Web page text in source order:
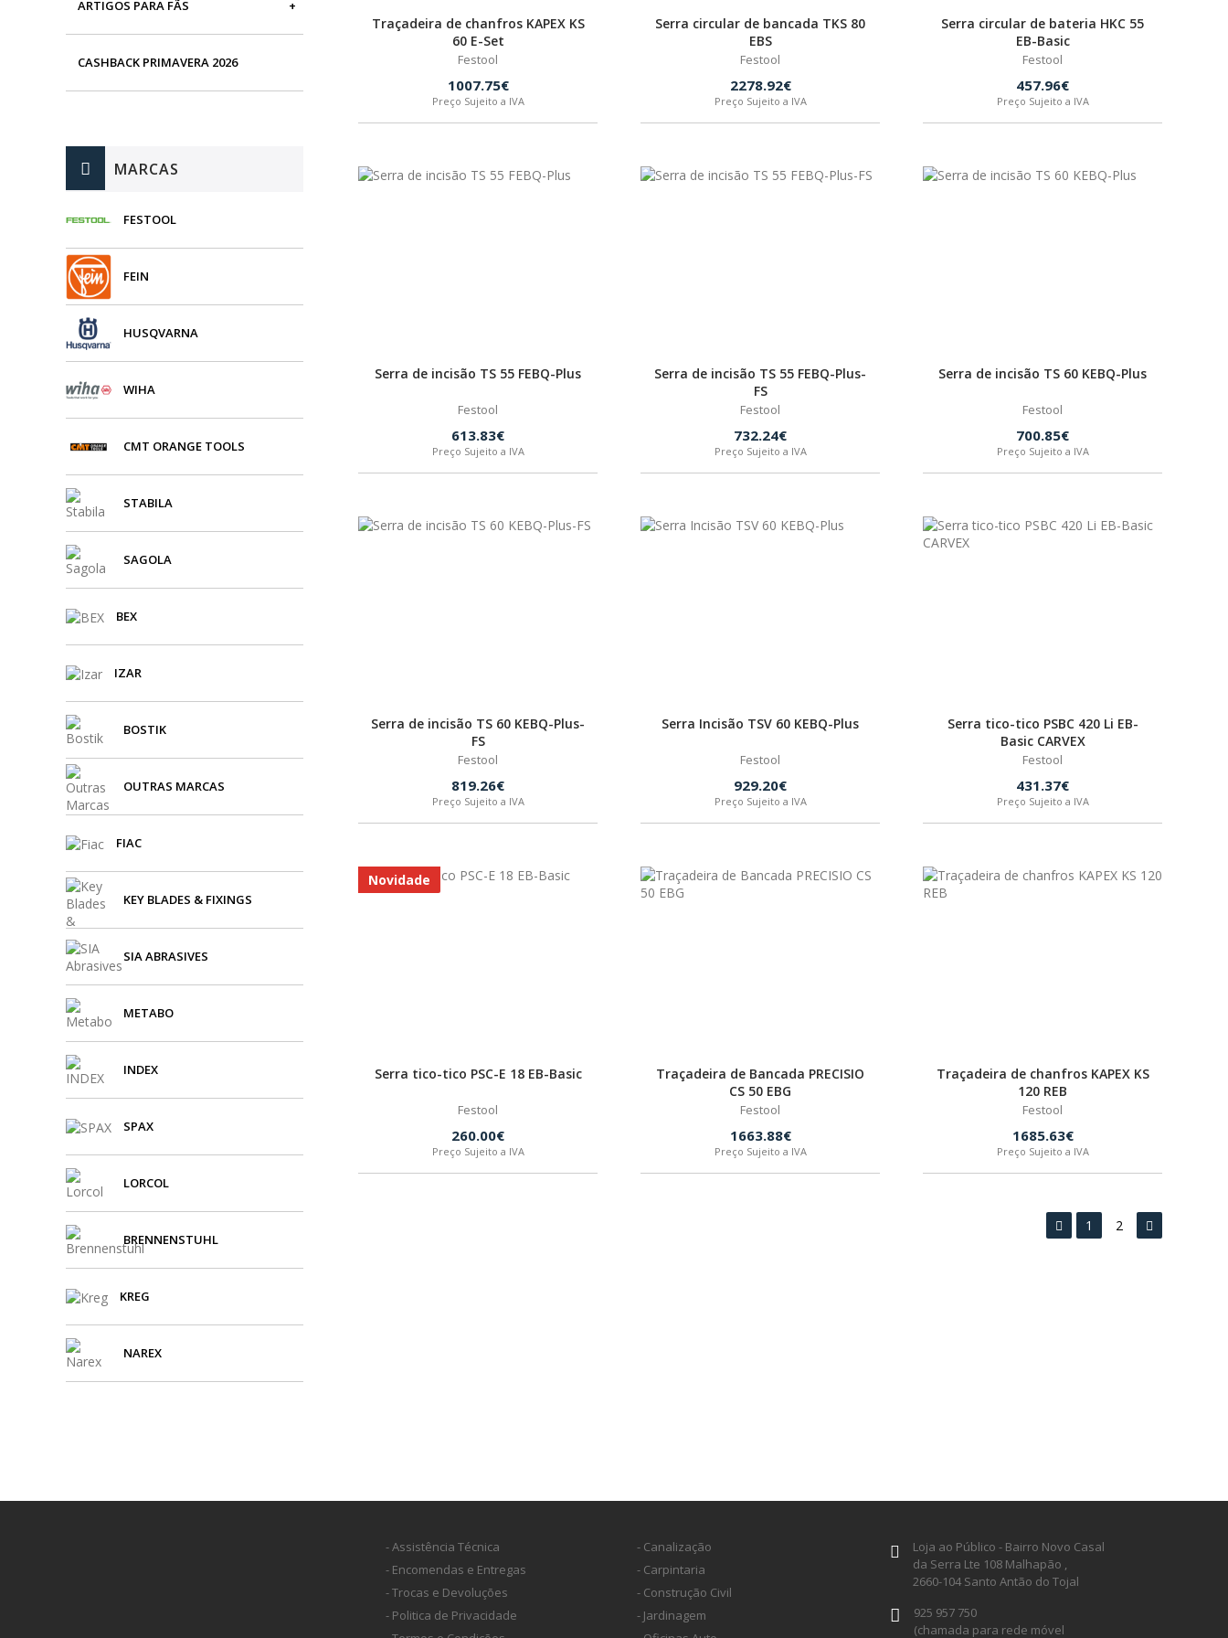
ARTIGOS PARA FÃS
MÁQUINAS DE BRINCAR
CASHBACK PRIMAVERA 2026
MARCAS
FESTOOL
FEIN
HUSQVARNA
WIHA
CMT ORANGE TOOLS
STABILA
SAGOLA
BEX
IZAR
BOSTIK
OUTRAS MARCAS
FIAC
KEY BLADES & FIXINGS
SIA ABRASIVES
METABO
INDEX
SPAX
LORCOL
BRENNENSTUHL
KREG
NAREX
Traçadeira de chanfros KAPEX KS
60 E-Set
Festool
1007.75€
Preço Sujeito a IVA
Serra circular de bancada TKS 80
EBS
Festool
2278.92€
Preço Sujeito a IVA
Serra circular de bateria HKC 55
EB-Basic
Festool
457.96€
Preço Sujeito a IVA
Serra de incisão TS 55 FEBQ-Plus
Festool
613.83€
Preço Sujeito a IVA
Serra de incisão TS 55 FEBQ-Plus-
FS
Festool
732.24€
Preço Sujeito a IVA
Serra de incisão TS 60 KEBQ-Plus
Festool
700.85€
Preço Sujeito a IVA
Serra de incisão TS 60 KEBQ-Plus-
FS
Festool
819.26€
Preço Sujeito a IVA
Serra Incisão TSV 60 KEBQ-Plus
Festool
929.20€
Preço Sujeito a IVA
Serra tico-tico PSBC 420 Li EB-
Basic CARVEX
Festool
431.37€
Preço Sujeito a IVA
Novidade
Serra tico-tico PSC-E 18 EB-Basic
Festool
260.00€
Preço Sujeito a IVA
Traçadeira de Bancada PRECISIO
CS 50 EBG
Festool
1663.88€
Preço Sujeito a IVA
Traçadeira de chanfros KAPEX KS
120 REB
Festool
1685.63€
Preço Sujeito a IVA
1 2
- Assistência Técnica
- Encomendas e Entregas
- Trocas e Devoluções
- Politica de Privacidade
- Canalização
- Carpintaria
- Construção Civil
- Jardinagem
Loja ao Público - Bairro Novo Casal
da Serra Lte 108 Malhapão ,
2660-104 Santo Antão do Tojal
925 957 750
(chamada para rede móvel